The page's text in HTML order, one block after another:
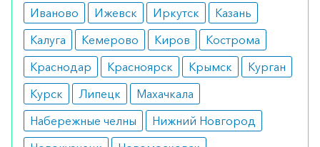
Исключить применение раствора для инфузий
необходимо в случае проявления аллергических
реакций на его любую составляющую. Средство
также противопоказано людям с тяжелой
почечной недостаточностью, низким уровнем
кальция в крови.
Побочные эффекты
Иваново
Ижевск Иркутск
Казань
Калуга
Кемерово Киров
Кострома
Краснодар
Красноярск Крымск
Курган
Курск
Липецк
Махачкала
Набережные челны
Нижний Новгород